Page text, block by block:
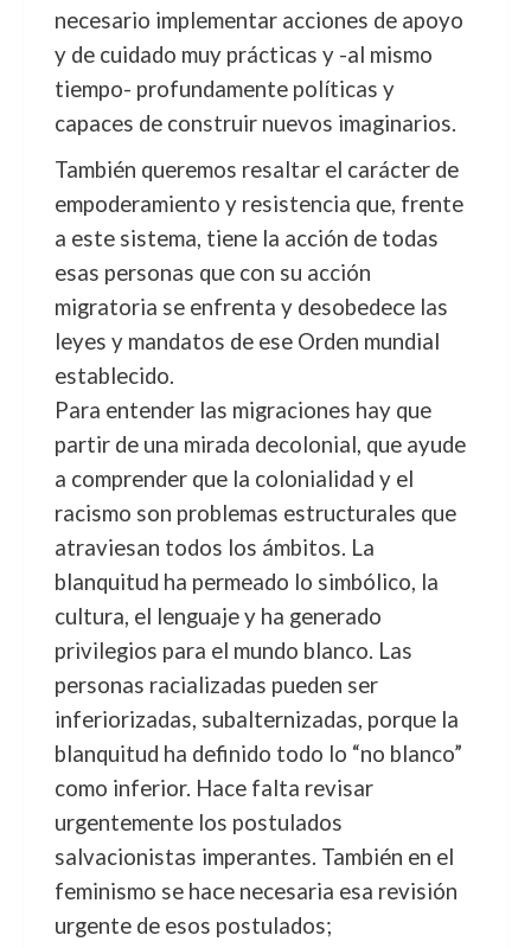
necesario implementar acciones de apoyo
y de cuidado muy prácticas y -al mismo
tiempo- profundamente políticas y
capaces de construir nuevos imaginarios.
También queremos resaltar el carácter de
empoderamiento y resistencia que, frente
a este sistema, tiene la acción de todas
esas personas que con su acción
migratoria se enfrenta y desobedece las
leyes y mandatos de ese Orden mundial
establecido.
Para entender las migraciones hay que
partir de una mirada decolonial, que ayude
a comprender que la colonialidad y el
racismo son problemas estructurales que
atraviesan todos los ámbitos. La
blanquitud ha permeado lo simbólico, la
cultura, el lenguaje y ha generado
privilegios para el mundo blanco. Las
personas racializadas pueden ser
inferiorizadas, subalternizadas, porque la
blanquitud ha definido todo lo “no blanco”
como inferior. Hace falta revisar
urgentemente los postulados
salvacionistas imperantes. También en el
feminismo se hace necesaria esa revisión
urgente de esos postulados;